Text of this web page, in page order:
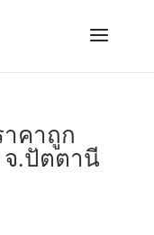
าคาถูก
จ.ปัตตานี